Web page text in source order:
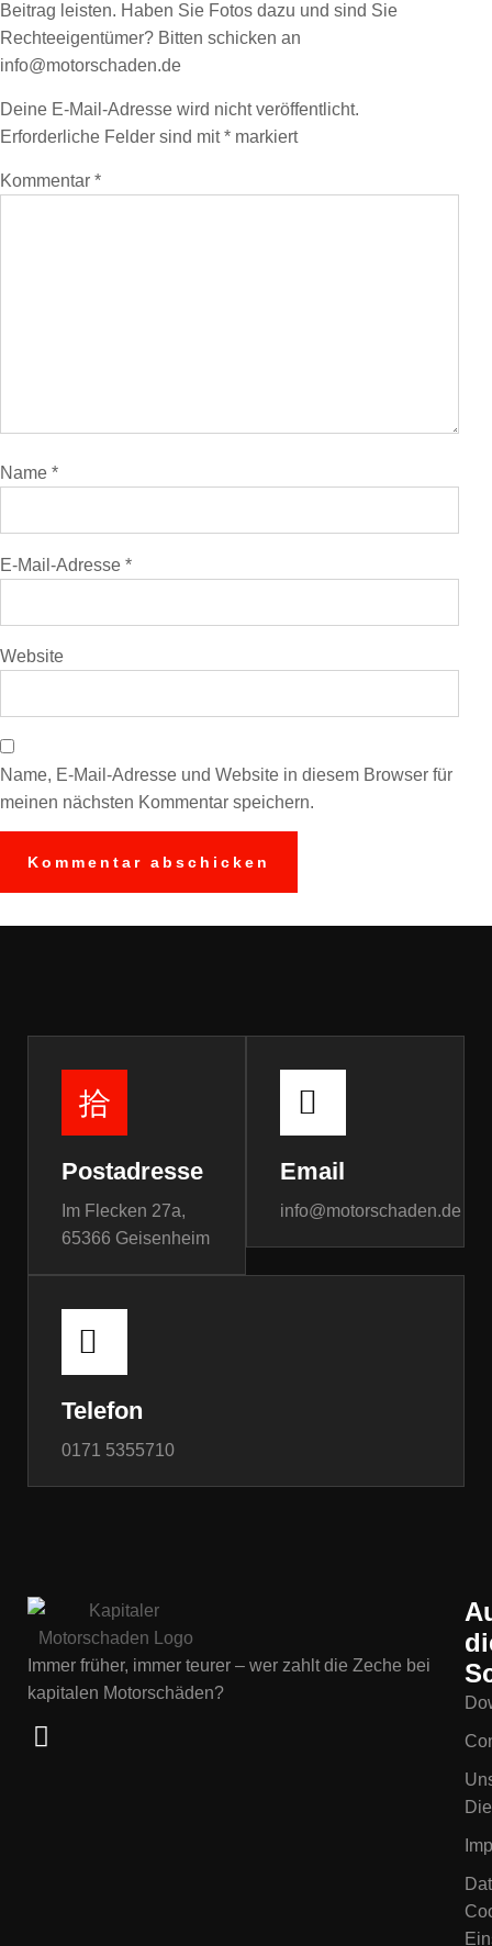
Beitrag leisten. Haben Sie Fotos dazu und sind Sie
Rechteeigentümer? Bitten schicken an
info@motorschaden.de
Deine E-Mail-Adresse wird nicht veröffentlicht.
Erforderliche Felder sind mit* markiert
Kommentar *
Name *
E-Mail-Adresse *
Website
Name, E-Mail-Adresse und Website in diesem Browser für
meinen nächsten Kommentar speichern.
Postadresse
Im Flecken 27a,
65366 Geisenheim
Email
info@motorschaden.de
Telefon
0171 5355710
Immer früher, immer teurer – wer zahlt die Zeche bei
kapitalen Motorschäden?